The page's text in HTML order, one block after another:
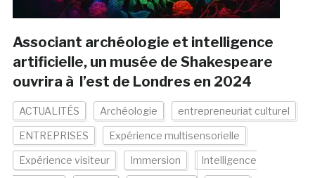
Associant archéologie et intelligence
artificielle, un musée de Shakespeare
ouvrira à l’est de Londres en 2024
ACTUALITÉS Archéologie entrepreneuriat culturel
ENTREPRISES Expérience multisensorielle
Expérience visiteur Immersion Intelligence